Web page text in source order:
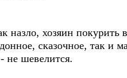
хозяин покурить
сказочное, так и
не шевелится.